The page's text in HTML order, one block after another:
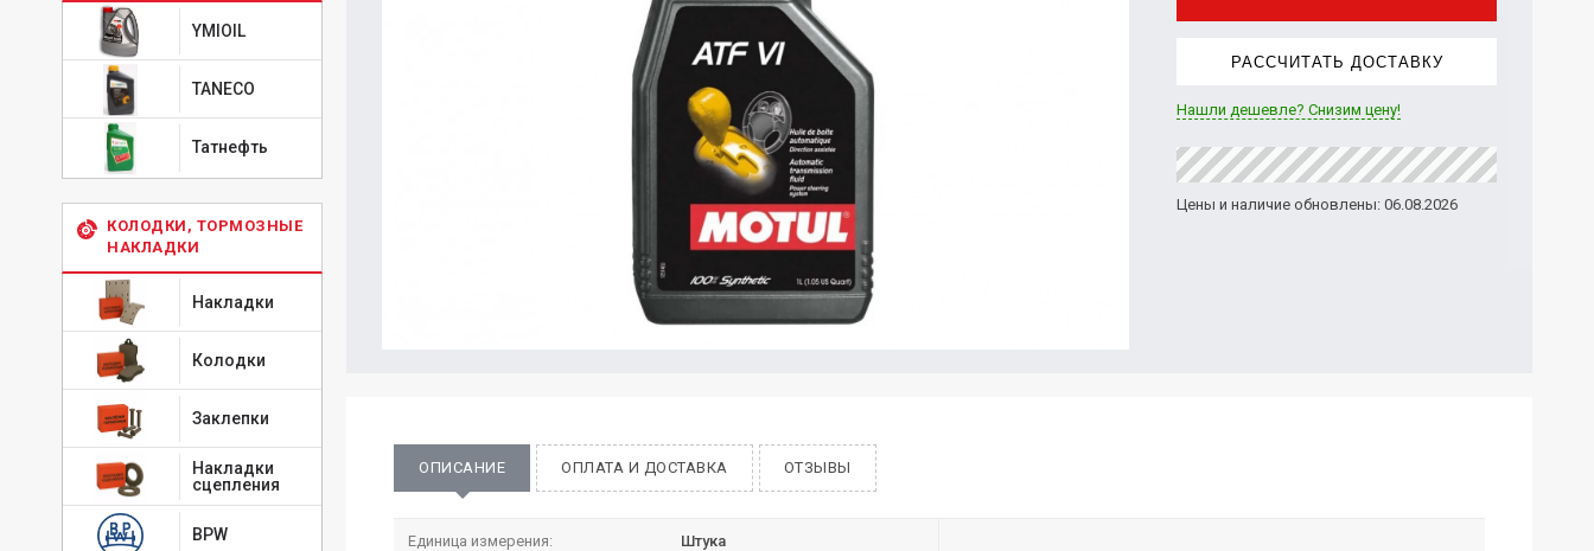
YMIOIL
TANECO
Татнефть
КОЛОДКИ, ТОРМОЗНЫЕ
НАКЛАДКИ
Накладки
Колодки
Заклепки
Накладки
сцепления
BPW
РАССЧИТАТЬ ДОСТАВКУ
Нашли дешевле? Снизим цену!
Цены и наличие обновлены: 06.08.2026
ОПИСАНИЕ ОПЛАТА И ДОСТАВКА ОТЗЫВЫ
Единица измерения: Штука